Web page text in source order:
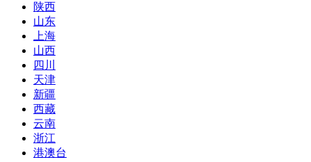
陕西
山东
上海
山西
四川
天津
新疆
西藏
云南
浙江
港澳台